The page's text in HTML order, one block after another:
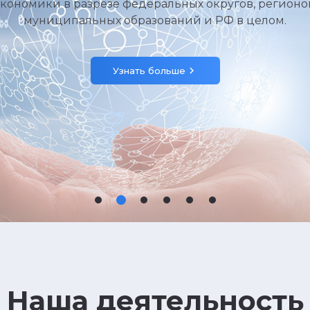
в разрезе федеральных округов,
муниципальных образований и РФ в целом.
Узнать больше chevron_right
Наша деятельность